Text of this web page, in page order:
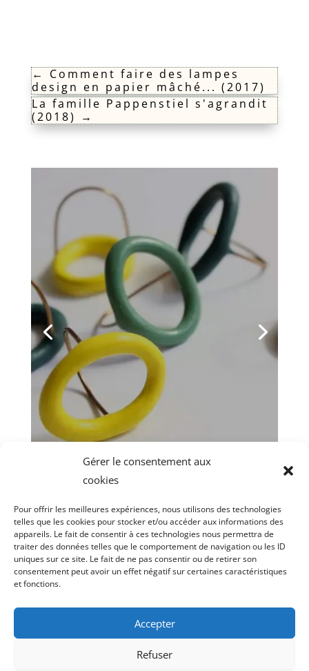
Gérer le consentement aux
cookies
Pour offrir les meilleures expériences, nous utilisons des technologies
telles que les cookies pour stocker et/ou accéder aux informations des
appareils. Le fait de consentir à ces technologies nous permettra de
traiter des données telles que le comportement de navigation ou les ID
uniques sur ce site. Le fait de ne pas consentir ou de retirer son
consentement peut avoir un effet négatif sur certaines caractéristiques
et fonctions.
Accepter
Refuser
← Comment faire des lampes
design en papier mâché... (2017)
La famille Pappenstiel s'agrandit
(2018)
→
Un air de Pâques (2021)
Le printemps est là, les fleurs éclosent,
Pâques arrive à grands pas et le soleil
brille. Nous ne laisserons donc pas un
nouveau confinement imposé, un
voyage (encore une fois) annulé à la
dernière minute et des mauvaises
nouvelles sans fin gâcher notre bonne
humeur!...
Lire plus
contact@pappelini.com